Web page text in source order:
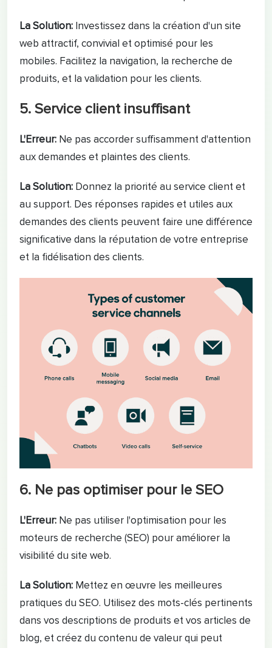
La Solution: Investissez dans la création d'un site
web attractif, convivial et optimisé pour les
mobiles. Facilitez la navigation, la recherche de
produits, et la validation pour les clients.
5. Service client insuffisant
L'Erreur: Ne pas accorder suffisamment d'attention
aux demandes et plaintes des clients.
La Solution: Donnez la priorité au service client et
au support. Des réponses rapides et utiles aux
demandes des clients peuvent faire une différence
significative dans la réputation de votre entreprise
et la fidélisation des clients.
6. Ne pas optimiser pour le SEO
L'Erreur: Ne pas utiliser l'optimisation pour les
moteurs de recherche (SEO) pour améliorer la
visibilité du site web.
La Solution: Mettez en œuvre les meilleures
pratiques du SEO. Utilisez des mots-clés pertinents
dans vos descriptions de produits et vos articles de
blog, et créez du contenu de valeur qui peut